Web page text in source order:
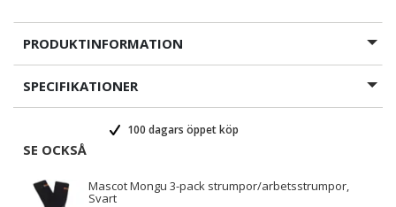
PRODUKTINFORMATION
SPECIFIKATIONER
100 dagars öppet köp
SE OCKSÅ
Mascot Mongu 3-pack strumpor/arbetsstrumpor,
Svart